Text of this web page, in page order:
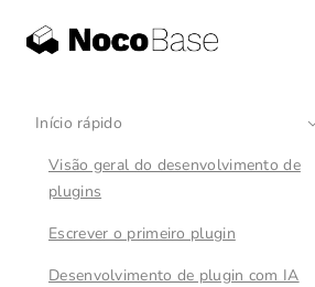
Início rápido
Visão geral do desenvolvimento de
plugins
Escrever o primeiro plugin
Desenvolvimento de plugin com IA